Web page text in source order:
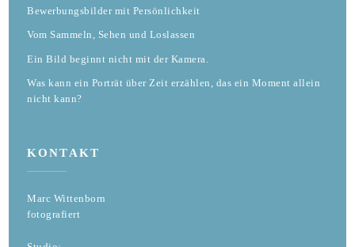
Bewerbungsbilder mit Persönlichkeit
Vom Sammeln, Sehen und Loslassen
Ein Bild beginnt nicht mit der Kamera.
Was kann ein Porträt über Zeit erzählen, das ein Moment allein
nicht kann?
KONTAKT
Marc Wittenborn
fotografiert